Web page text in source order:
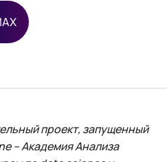
проект, запущенный
– Академия Анализа